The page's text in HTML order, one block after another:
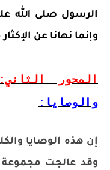
الرسول صلى الله
وإنما نهانا عن
المحور الثاني:
والوصايا:
إن هذه الوصايا
وقد عالجت مجموعة